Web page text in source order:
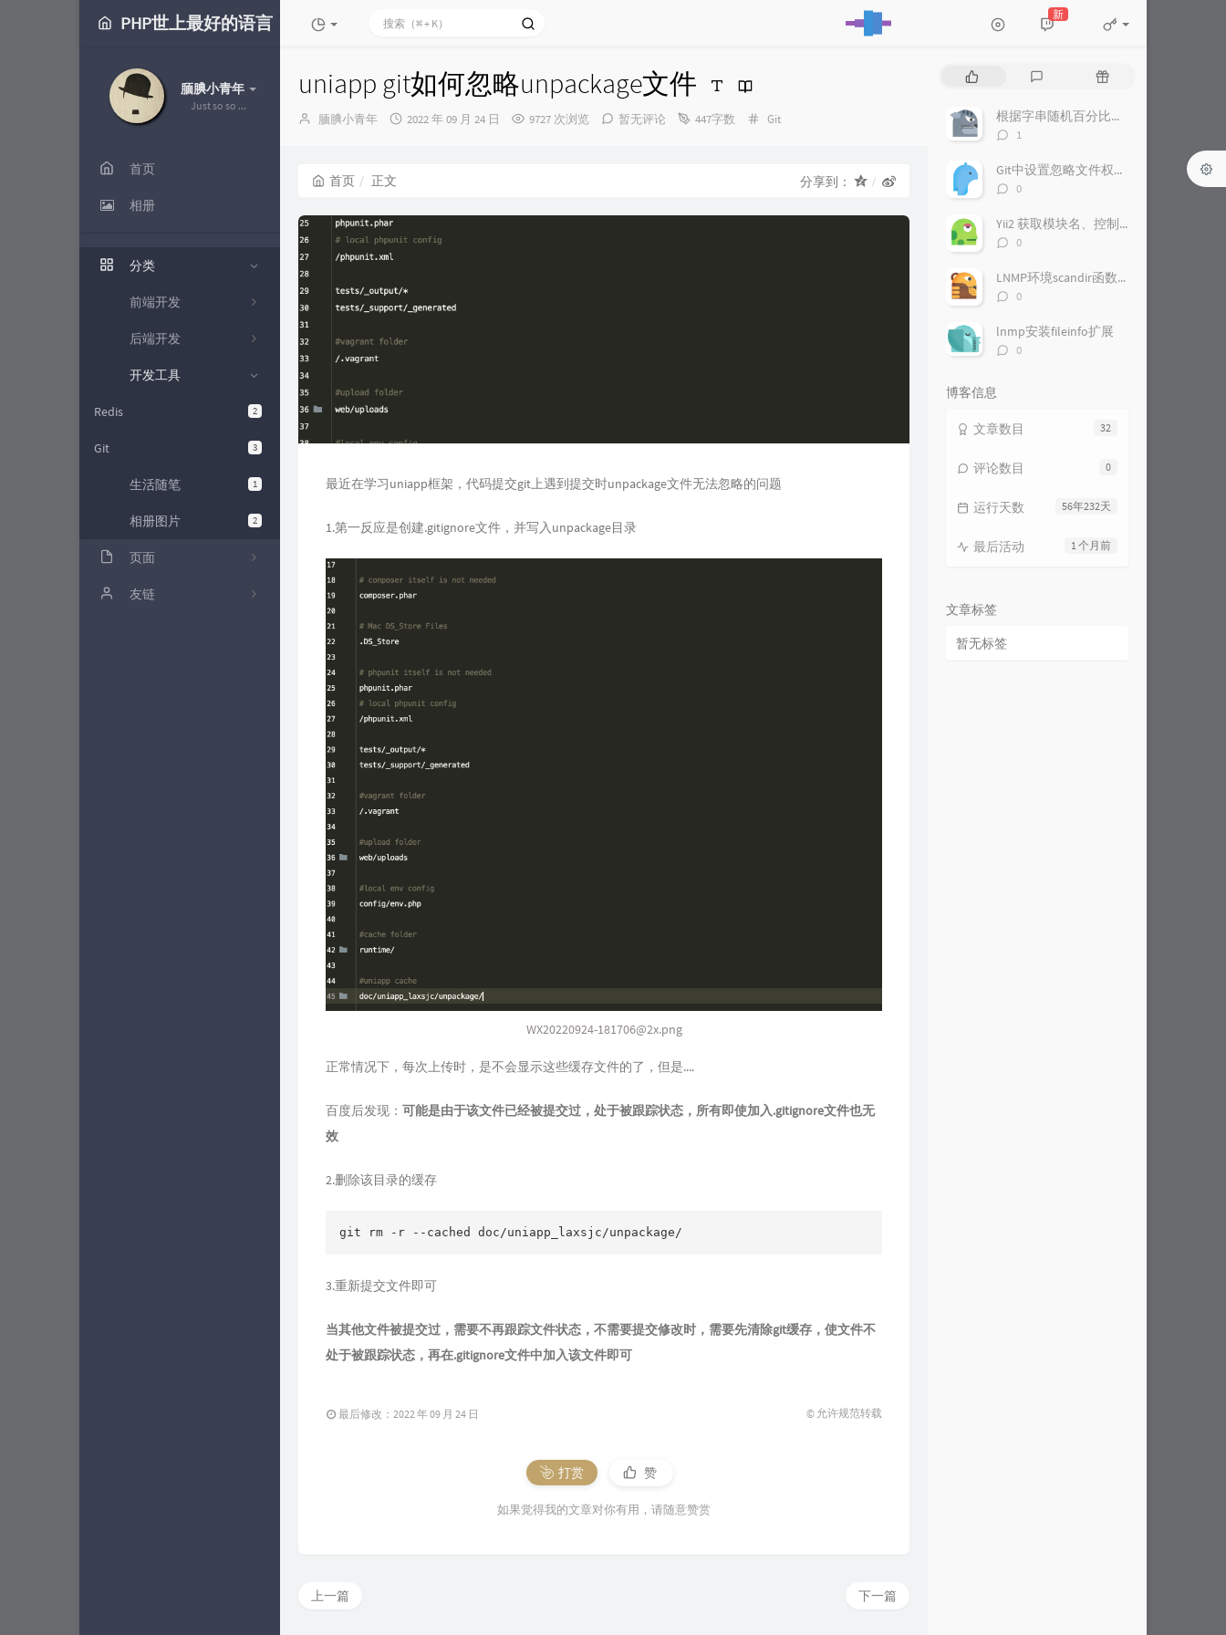
PHP世上最好的语言 新
腼腆小青年
Just so so ...
首页
相册
分类
前端开发
后端开发
开发工具
2
Redis
3
Git
1
生活随笔
2
相册图片
页面
时光机
友链
uniapp git如何忽略unpackage文件
博
腼腆小青年
发
2022 年 09 月 24 日 9727 次浏览 暂无评论 447字数
分
Git
首页 正文 分享到：
最近在学习uniapp框架，代码提交git上遇到提交时unpackage文件无法忽略的问题
1.第一反应是创建.gitignore文件，并写入unpackage目录
WX20220924-181706@2x.png
正常情况下，每次上传时，是不会显示这些缓存文件的了，但是....
百度后发现： 可能是由于该文件已经被提交过，处于被跟踪状态，所有即使加入.gitignore文件也无
效
2.删除该目录的缓存
3.重新提交文件即可
当其他文件被提交过，需要不再跟踪文件状态，不需要提交修改时，需要先清除git缓存，使文件不
处于被跟踪状态，再在.gitignore文件中加入该文件即可
最后修改：2022 年 09 月 24 日 © 允许规范转载
打赏 赞
如果觉得我的文章对你有用，请随意赞赏
下一篇
上一篇
评
随
文根据字串随机百分比数值
评
数：
1
Git中设置忽略文件权限的配置
评
数：
0
Yii2 获取模块名、控制器名、方法名
评
数：
0
LNMP环境scandir函数被禁用开启方法
评
数：
0
lnmp安装fileinfo扩展
评
0
博客信息
32
文章数目
0
评论数目
56年232天
运行天数
1 个月前
最后活动
文章标签
暂无标签